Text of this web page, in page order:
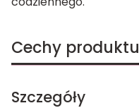
Cechy produktu
Szczegóły